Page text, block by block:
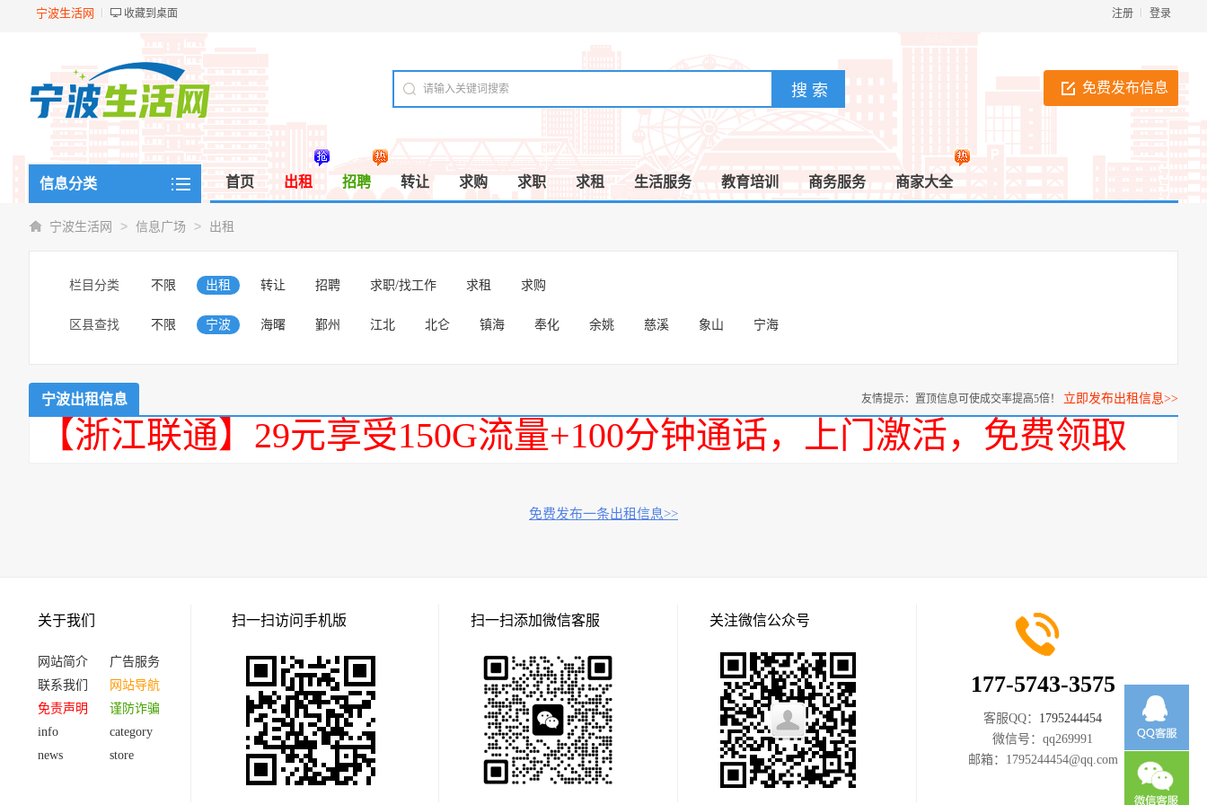
宁波生活网 收藏到桌面 登录
注册
免费发布信息
信息分类 首页 出租 招聘 转让 求购 求职 求租 生活服务 教育培训 商务服务 商家大全
宁波生活网 > 信息广场 > 出租
栏目分类 不限 出租 转让 招聘 求职/找工作 求租 求购
区县查找 不限 宁波 海曙 鄞州 江北 北仑 镇海 奉化 余姚 慈溪 象山 宁海
宁波出租信息 友情提示：置顶信息可使成交率提高5倍！ 立即发布出租信息>>
【浙江联通】29元享受150G流量+100分钟通话，上门激活，免费领取
免费发布一条出租信息>>
关于我们
网站简介
广告服务
联系我们
网站导航
免责声明
谨防诈骗
info
category
news
store
扫一扫访问手机版 扫一扫添加微信客服 关注微信公众号
177-5743-3575
客服QQ： 1795244454
微信号： qq269991
邮箱： 1795244454@qq.com